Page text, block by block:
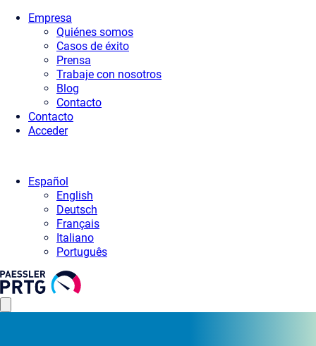
Empresa
Quiénes somos
Casos de éxito
Prensa
Trabaje con nosotros
Blog
Contacto
Contacto
Acceder
Español
English
Deutsch
Français
Italiano
Português